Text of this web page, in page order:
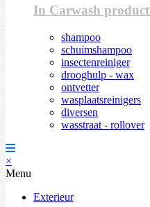
In Carwash
shampoo
schuimshampoo
insectenreiniger
drooghulp - wax
ontvetter
wasplaatsreinigers
diversen
wasstraat - rollover
×
Menu
Exterieur